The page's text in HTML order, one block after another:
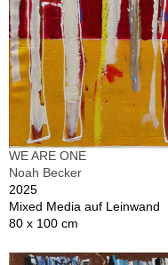
WE ARE ONE
Noah Becker
2025
Mixed Media auf Leinwand
80 x 100 cm